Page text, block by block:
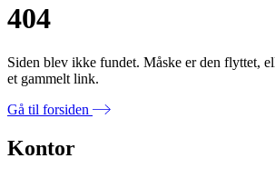
404
Siden blev ikke fundet. Måske er den flyttet,
et gammelt link.
Gå til forsiden
Kontor